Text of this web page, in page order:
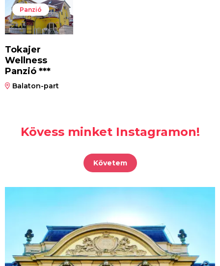
Panzió
Tokajer
Wellness
Panzió ***
Balaton-part
Kövess minket Instagramon!
Követem